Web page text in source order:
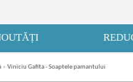
» Viniciu Gafita - Soaptele pamantului